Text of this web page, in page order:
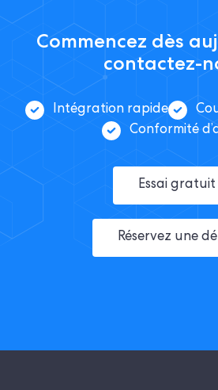
Commencez dès
contactez-
Intégration rapide
Conformité
Essai gratuit
Réservez une